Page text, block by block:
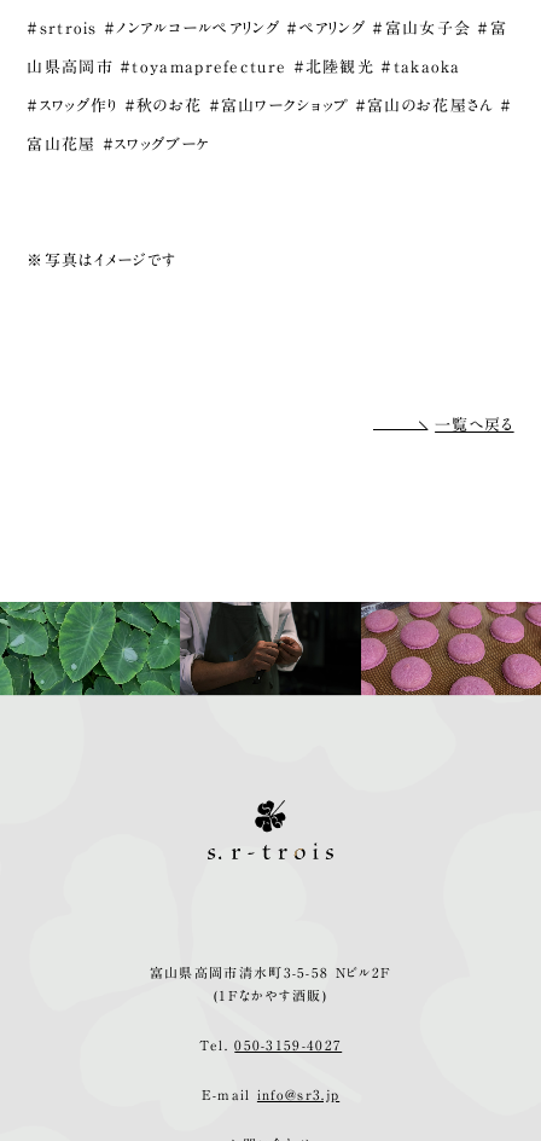
#srtrois #ノンアルコールペアリング #ペアリング #富山女子会 #富
山県高岡市 #toyamaprefecture #北陸観光 #takaoka
#スワッグ作り #秋のお花 #富山ワークショップ #富山のお花屋さん #
富山花屋 #スワッグブーケ
※写真はイメージです
一覧へ戻る
富山県高岡市清水町3-5-58 Nビル2F
(1Fなかやす酒販)
Tel.050-3159-4027
E-mail info@sr3.jp